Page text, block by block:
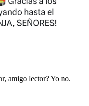
amigo lector? Yo no.